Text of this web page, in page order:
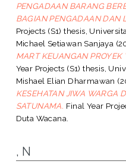
PENGADAAN BARANG
BAGIAN PENGADAAN DAN
Projects (S1) thesis,
Michael Setiawan Sanjaya
MART KEUANGAN PROYEK
Year Projects (S1) thesis,
Mishael Elian Dharmawan
KESEHATAN JIWA WARGA
SATUNAMA. Final Year
Duta Wacana.
, N